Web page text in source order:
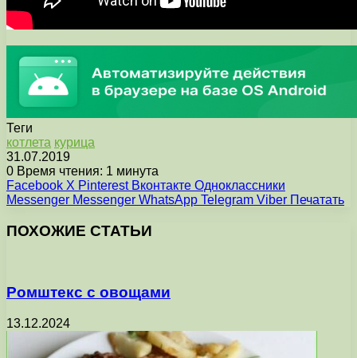
Теги
котлета курица
31.07.2019
0 Время чтения: 1 минута
Facebook X Pinterest Вконтакте Одноклассники
Messenger Messenger WhatsApp Telegram Viber Печатать
ПОХОЖИЕ СТАТЬИ
Ромштекс с овощами
13.12.2024